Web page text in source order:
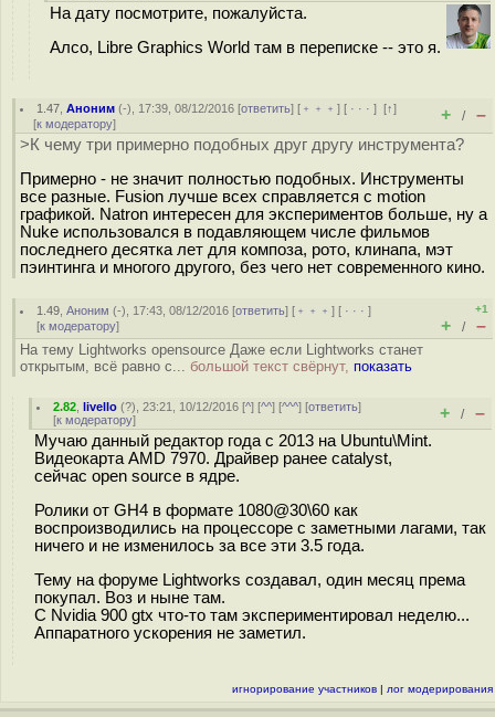
На дату посмотрите, пожалуйста.
Алсо, Libre Graphics World там в переписке -- это я.
1.47 ,Аноним (-), 17:39, 08/12/2016 [ответить] [ ﹢﹢﹢] [ · · ·][↑]
[к модератору] + / –
>К чему три примерно подобных друг другу инструмента?
Примерно - не значит полностью подобных. Инструменты
все разные. Fusion лучше всех справляется с motion
графикой. Natron интересен для экспериментов больше, ну а
Nuke использовался в подавляющем числе фильмов
последнего десятка лет для композа, рото, клинапа, мэт
пэинтинга и многого другого, без чего нет современного кино.
1.49 ,Аноним (-), 17:43, 08/12/2016 [ответить] [ ﹢﹢﹢] [ · · ·]
[к модератору]
+1
+ / –
На тему Lightworks opensource Даже если Lightworks станет
открытым, всё равно с... большой текст свёрнут, показать
2.82 ,livello (?), 23:21, 10/12/2016 [^] [^^] [^^^] [ответить]
[к модератору] + / –
Мучаю данный редактор года с 2013 на Ubuntu\Mint.
Видеокарта AMD 7970. Драйвер ранее catalyst,
сейчас open source в ядре.
Ролики от GH4 в формате 1080@30\60 как
воспроизводились на процессоре с заметными лагами, так
ничего и не изменилось за все эти 3.5 года.
Тему на форуме Lightworks создавал, один месяц према
покупал. Воз и ныне там.
C Nvidia 900 gtx что-то там экспериментировал неделю...
Аппаратного ускорения не заметил.
игнорирование участников | лог модерирования